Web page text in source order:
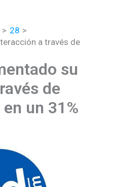
28
a través de
su
de
un 31%